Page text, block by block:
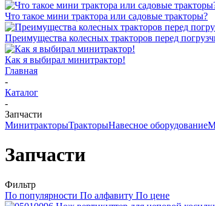
Что такое мини трактора или садовые тракторы?
Преимущества колесных тракторов перед
Как я выбирал минитрактор!
Главная
-
Каталог
-
Запчасти
МинитракторыТракторыНавесное оборудование
Запчасти
Фильтр
По популярности По алфавиту По цене